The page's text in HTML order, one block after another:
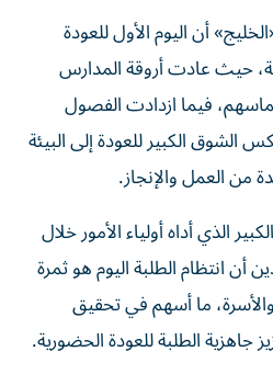
أن اليوم الأول للعودة
حيث عادت أروقة المدارس
فيما ازدادت الفصول
الشوق الكبير للعودة إلى البيئة
من العمل والإنجاز.
الذي أداه أولياء الأمور خلال
أن انتظام الطلبة اليوم هو ثمرة
ما أسهم في تحقيق
جاهزية الطلبة للعودة الحضورية.